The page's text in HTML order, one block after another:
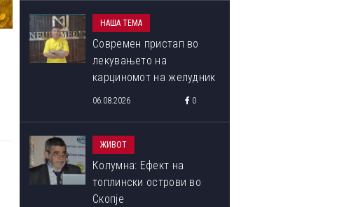
НАША ТЕМА
Современ пристап во
лекувањето на
карциномот на желудник
06.08.2026 0
ЖИВОТ
Колумна: Ефект на
топлински острови во
Скопје